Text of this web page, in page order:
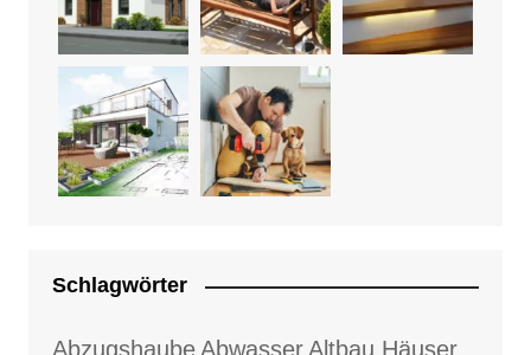
Schlagwörter
Abzugshaube Abwasser Altbau Häuser